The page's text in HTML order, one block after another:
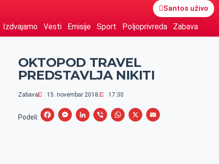
Santos uživo
Izdvajamo Vesti Emisije Sport Poljoprivreda Zabava
OKTOPOD TRAVEL
PREDSTAVLJA NIKITI
Zabava 15. novembar 2018. 17:30
Podeli:
F
M
L
V
W
X
E